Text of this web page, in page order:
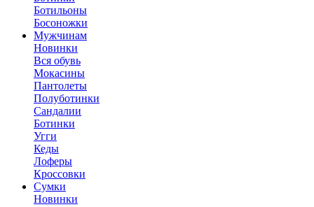
Ботильоны
Босоножки
Мужчинам
Новинки
Вся обувь
Мокасины
Пантолеты
Полуботинки
Сандалии
Ботинки
Угги
Кеды
Лоферы
Кроссовки
Сумки
Новинки